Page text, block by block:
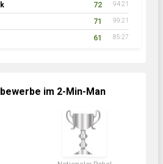
72 94:21
71 99:21
61 85:27
im 2-Min-Man